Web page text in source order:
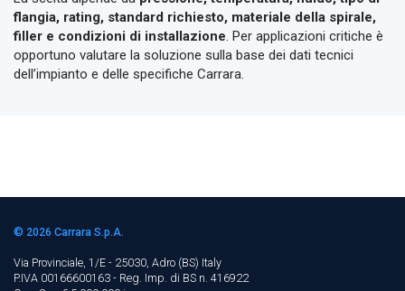
flangia, rating, standard richiesto, materiale della spirale,
filler e condizioni di installazione. Per applicazioni critiche è
opportuno valutare la soluzione sulla base dei dati tecnici
dell’impianto e delle specifiche Carrara.
© 2026 Carrara S.p.A.
Via Provinciale, 1/E - 25030, Adro (BS) Italy
P.IVA 00166600163 - Reg. Imp. di BS n. 416922